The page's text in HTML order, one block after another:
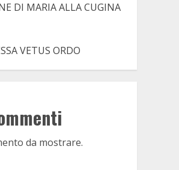
DI MARIA ALLA CUGINA
VETUS ORDO
da mostrare.